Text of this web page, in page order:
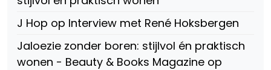
J Hop op Interview met René Hoksbergen
Jaloezie zonder boren: stijlvol én praktisch
wonen - Beauty & Books Magazine op